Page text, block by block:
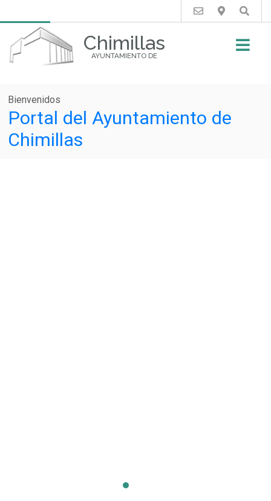
Chimillas
AYUNTAMIENTO DE
Buscar
Bienvenidos
Portal del Ayuntamiento de
Chimillas